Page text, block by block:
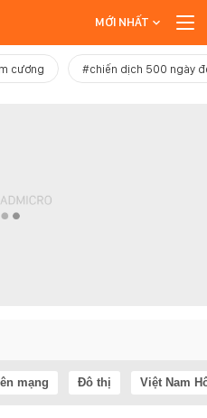
MỚI NHẤT
cương #chiến dịch 500 ngày
mạng Đô thị Việt Nam